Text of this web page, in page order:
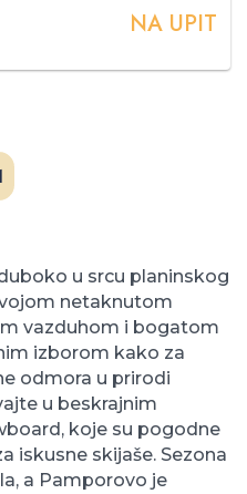
NA UPIT
u srcu planinskog
netaknutom
vazduhom i bogatom
izborom kako za
odmora u prirodi
u beskrajnim
koje su pogodne
iskusne skijaše. Sezona
a Pamporovo je